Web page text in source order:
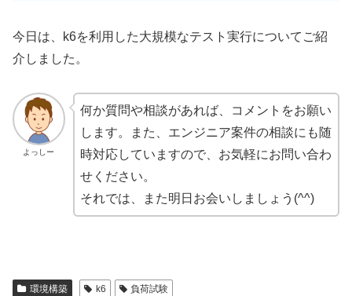
今日は、k6を利用した大規模なテスト実行についてご紹
介しました。
よっしー
何か質問や相談があれば、コメントをお願い
します。また、エンジニア案件の相談にも随
時対応していますので、お気軽にお問い合わ
せください。
それでは、また明日お会いしましょう(^^)
環境構築 k6 負荷試験